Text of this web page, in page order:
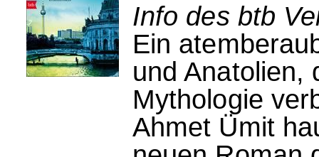
Info des btb
Ein
und Anatolien,
Mythologie
Ahmet Ümit